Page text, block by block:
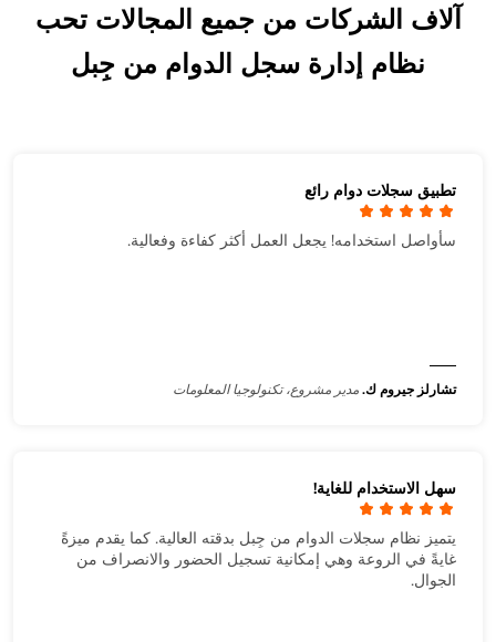
آلاف الشركات من جميع المجالات تحب
نظام إدارة سجل الدوام من جِبل
تطبيق سجلات دوام رائع
سأواصل استخدامه! يجعل العمل أكثر كفاءة وفعالية.
تشارلز جيروم ك.مدير مشروع، تكنولوجيا المعلومات
سهل الاستخدام للغاية!
يتميز نظام سجلات الدوام من جِبل بدقته العالية. كما يقدم ميزةً
غايةً في الروعة وهي إمكانية تسجيل الحضور والانصراف من
الجوال.